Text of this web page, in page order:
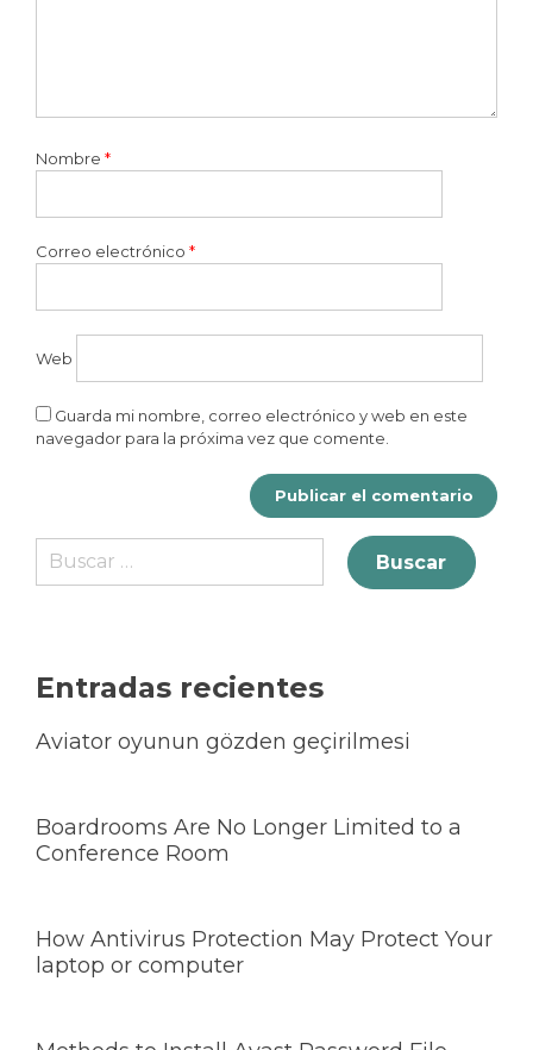
Nombre *
Correo electrónico *
Web
Guarda mi nombre, correo electrónico y web en este
navegador para la próxima vez que comente.
Entradas recientes
Aviator oyunun gözden geçirilmesi
Boardrooms Are No Longer Limited to a
Conference Room
How Antivirus Protection May Protect Your
laptop or computer